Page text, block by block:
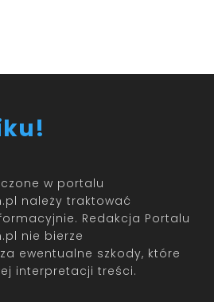
w portalu
należy traktować
Redakcja Portalu
nie bierze
ewentualne szkody, które
interpretacji treści.